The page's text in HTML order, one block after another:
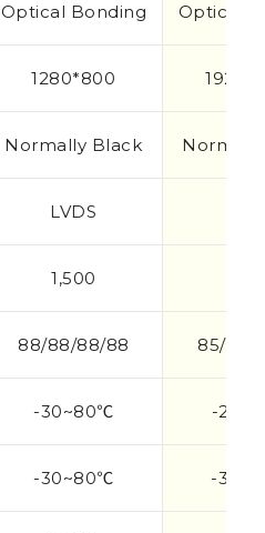
Optical Bonding Optical
1280*800
Normally Black
LVDS
1,500
88/88/88/88 85/85/
-30~80℃ -
-30~80℃ -